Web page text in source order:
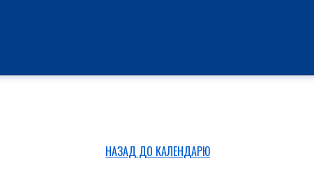
НАЗАД ДО КАЛЕНДАРЮ